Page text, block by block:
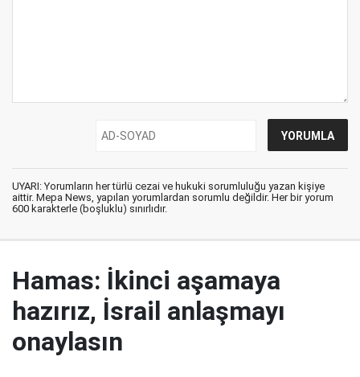
UYARI: Yorumların her türlü cezai ve hukuki sorumluluğu yazan kişiye
aittir. Mepa News, yapılan yorumlardan sorumlu değildir. Her bir yorum
600 karakterle (boşluklu) sınırlıdır.
Hamas: İkinci aşamaya
hazırız, İsrail anlaşmayı
onaylasın